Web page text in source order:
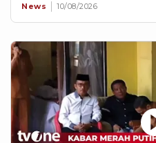
News 10/08/2026